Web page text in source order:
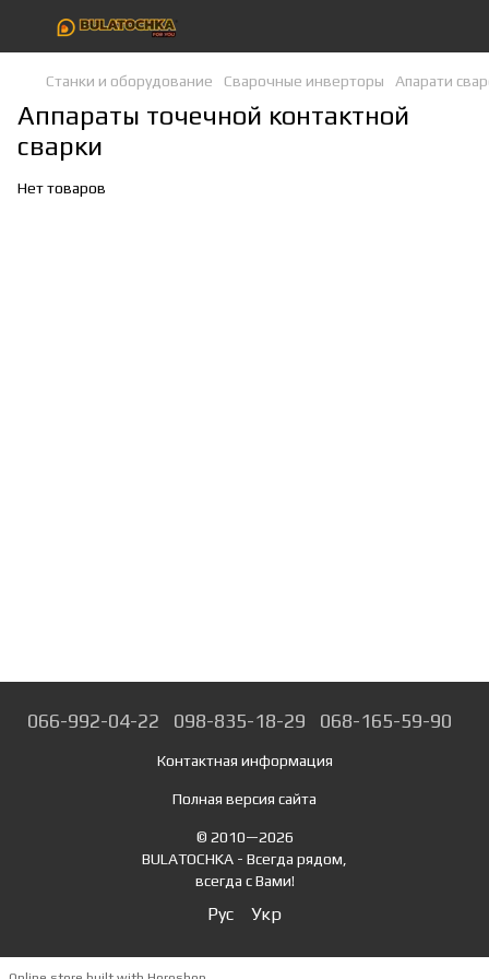
Станки и оборудование Сварочные инверторы Апарати
Аппараты точечной контактной
сварки
Нет товаров
066-992-04-22 098-835-18-29 068-165-59-90
Контактная информация
Полная версия сайта
© 2010—2026
BULATOCHKA - Всегда рядом,
всегда с Вами!
Рус Укр